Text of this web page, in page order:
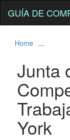
GUÍA DE
Home
Junta
York